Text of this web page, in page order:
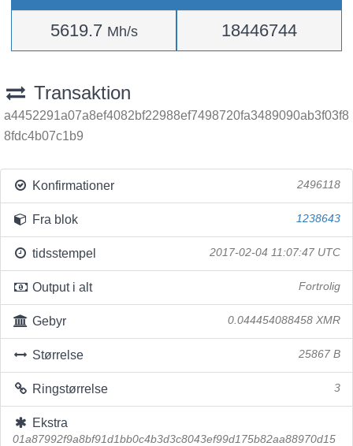
5619.7 Mh/s 18446744
Transaktion
a4452291a07a8ef4082bf22988ef7498720fa3489090ab3f03f8
8fdc4b07c1b9
Konfirmationer 2496118
Fra blok 1238643
tidsstempel 2017-02-04 11:07:47 UTC
Output i alt Fortrolig
Gebyr 0.044454088458 XMR
Størrelse 25867 B
Ringstørrelse 3
Ekstra
01a87992f9a8bf91d1bb0c4b3d3c8043ef99d175b82aa88970d15